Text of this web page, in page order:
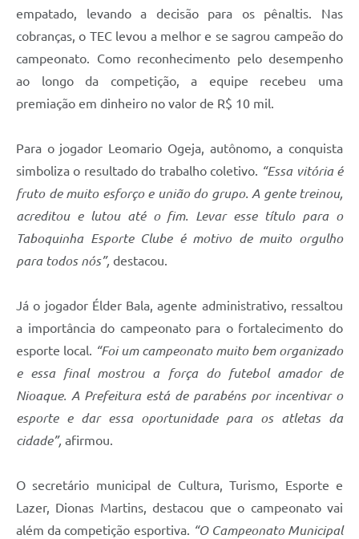
empatado, levando a decisão para os pênaltis. Nas
cobranças, o TEC levou a melhor e se sagrou campeão do
campeonato. Como reconhecimento pelo desempenho
ao longo da competição, a equipe recebeu uma
premiação em dinheiro no valor de R$ 10 mil.
Para o jogador Leomario Ogeja, autônomo, a conquista
simboliza o resultado do trabalho coletivo. “Essa vitória é
fruto de muito esforço e união do grupo. A gente treinou,
acreditou e lutou até o fim. Levar esse título para o
Taboquinha Esporte Clube é motivo de muito orgulho
para todos nós”, destacou.
Já o jogador Élder Bala, agente administrativo, ressaltou
a importância do campeonato para o fortalecimento do
esporte local. “Foi um campeonato muito bem organizado
e essa final mostrou a força do futebol amador de
Nioaque. A Prefeitura está de parabéns por incentivar o
esporte e dar essa oportunidade para os atletas da
cidade”, afirmou.
O secretário municipal de Cultura, Turismo, Esporte e
Lazer, Dionas Martins, destacou que o campeonato vai
além da competição esportiva. “O Campeonato Municipal